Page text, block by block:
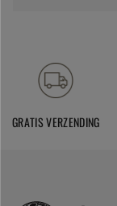
GRATIS VERZENDING